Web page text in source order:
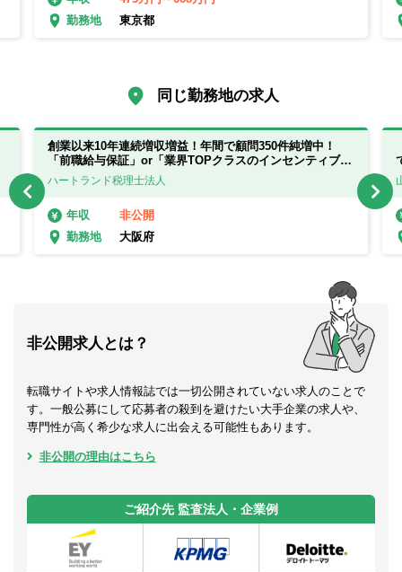
勤務地
東京都
同じ勤務地の求人
創業以来10年連続増収増益！年間で顧問350件純増中！
「前職給与保証」or「業界TOPクラスのインセンティブ」
の選べる給与制度。年休125日
ハートランド税理士法人
年収
非公開
勤務地
大阪府
非公開求人とは？
転職サイトや求人情報誌では一切公開されていない求人のことで
す。一般公募にして応募者の殺到を避けたい大手企業の求人や、
専門性が高く希少な求人に出会える可能性もあります。
非公開の理由はこちら
ご紹介先 監査法人・企業例